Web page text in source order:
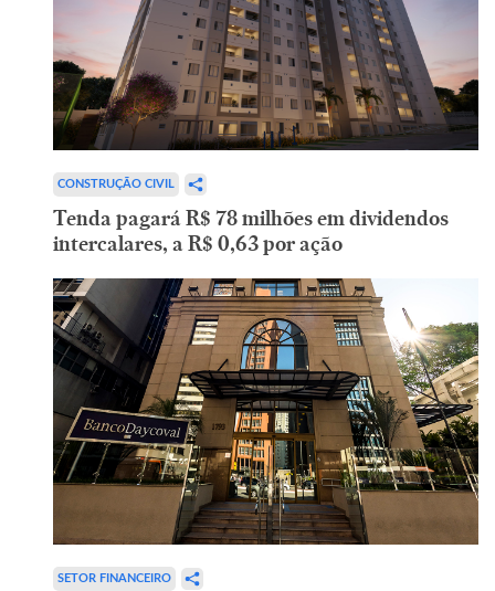
CONSTRUÇÃO CIVIL
Tenda pagará R$ 78 milhões em dividendos
intercalares, a R$ 0,63 por ação
SETOR FINANCEIRO